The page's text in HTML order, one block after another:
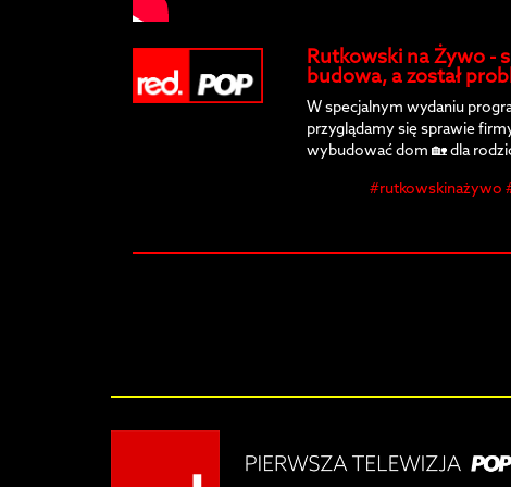
Rutkowski na Żywo -
budowa, a został
W specjalnym wydaniu
przyglądamy się sprawie
wybudować dom 🏡 dla
#rutkowskinażywo